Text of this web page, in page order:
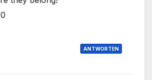
ANTWORTEN